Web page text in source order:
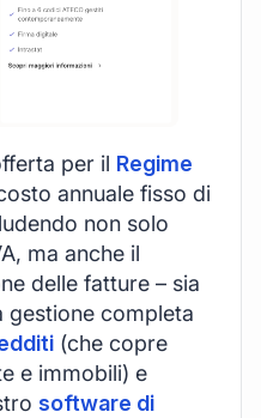
per il Regime
annuale fisso di
non solo
ma anche il
delle fatture – sia
gestione completa
(che copre
e immobili) e
software di